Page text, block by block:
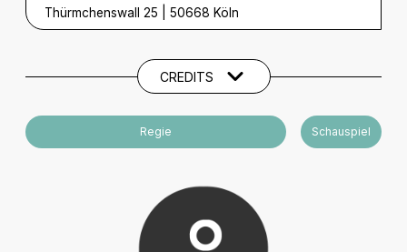
Thürmchenswall 25 50668 Köln
CREDITS
Regie Schauspiel